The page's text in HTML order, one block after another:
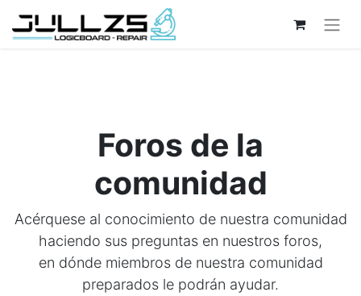
Foros de la
comunidad
Acérquese al conocimiento de nuestra comunidad
haciendo sus preguntas en nuestros foros,
en dónde miembros de nuestra comunidad
preparados le podrán ayudar.